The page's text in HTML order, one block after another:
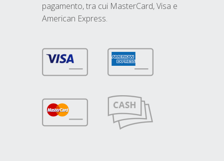
pagamento, tra cui MasterCard, Visa e
American Express.